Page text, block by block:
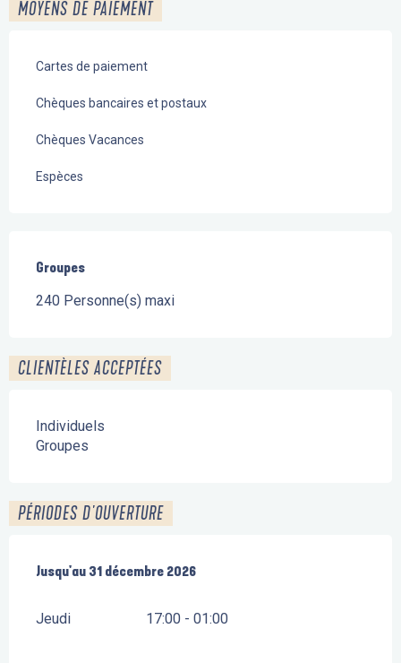
MOYENS DE PAIEMENT
Cartes de paiement
Chèques bancaires et postaux
Chèques Vacances
Espèces
Groupes
Groupes
240 Personne(s) maxi
CLIENTÈLES ACCEPTÉES
Individuels
Groupes
PÉRIODES D'OUVERTURE
Du5 mars 2026au31 décembre 2026
Jusqu'au 31 décembre 2026
Jeudi 17:00 - 01:00